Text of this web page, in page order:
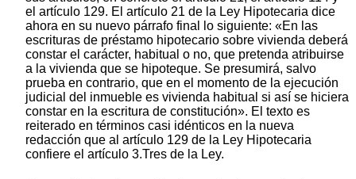
el artículo 129. El artículo 21 de la Ley Hipotecaria dice
ahora en su nuevo párrafo final lo siguiente: «En las
escrituras de préstamo hipotecario sobre vivienda deberá
constar el carácter, habitual o no, que pretenda atribuirse
a la vivienda que se hipoteque. Se presumirá, salvo
prueba en contrario, que en el momento de la ejecución
judicial del inmueble es vivienda habitual si así se hiciera
constar en la escritura de constitución». El texto es
reiterado en términos casi idénticos en la nueva
redacción que al artículo 129 de la Ley Hipotecaria
confiere el artículo 3.Tres de la Ley.